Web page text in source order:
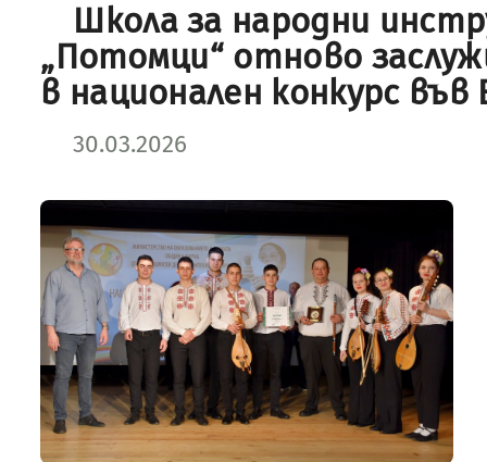
Школа за народни
„Потомци“ отново
в национален конкурс във
30.03.2026